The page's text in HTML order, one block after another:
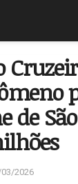
de
2026